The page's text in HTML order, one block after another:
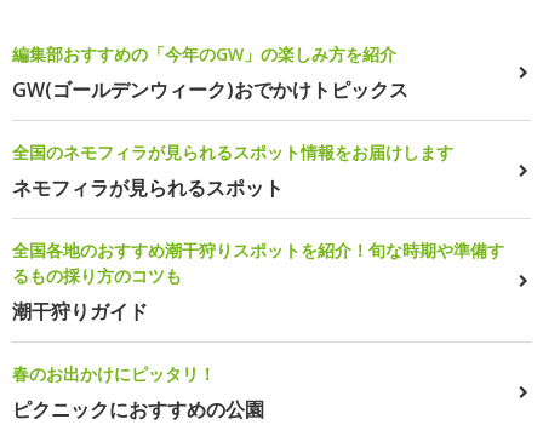
編集部おすすめの「今年のGW」の楽しみ方を紹介
GW(ゴールデンウィーク)おでかけトピックス
全国のネモフィラが見られるスポット情報をお届けします
ネモフィラが見られるスポット
全国各地のおすすめ潮干狩りスポットを紹介！旬な時期や準備す
るもの採り方のコツも
潮干狩りガイド
春のお出かけにピッタリ！
ピクニックにおすすめの公園